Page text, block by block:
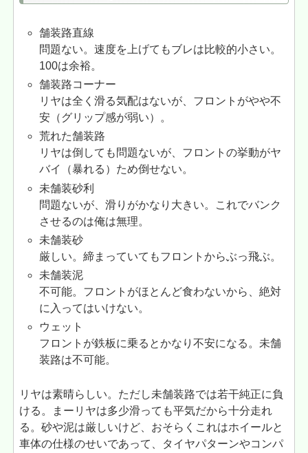
舗装路直線
問題ない。速度を上げてもブレは比較的小さい。
100は余裕。
舗装路コーナー
リヤは全く滑る気配はないが、フロントがやや不
安（グリップ感が弱い）。
荒れた舗装路
リヤは倒しても問題ないが、フロントの挙動がヤ
バイ（暴れる）ため倒せない。
未舗装砂利
問題ないが、滑りがかなり大きい。これでバンク
させるのは俺は無理。
未舗装砂
厳しい。締まっていてもフロントからぶっ飛ぶ。
未舗装泥
不可能。フロントがほとんど食わないから、絶対
に入ってはいけない。
ウェット
フロントが鉄板に乗るとかなり不安になる。未舗
装路は不可能。
リヤは素晴らしい。ただし未舗装路では若干純正に負
ける。まーリヤは多少滑っても平気だから十分走れ
る。砂や泥は厳しいけど、おそらくこれはホイールと
車体の仕様のせいであって、タイヤパターンやコンパ